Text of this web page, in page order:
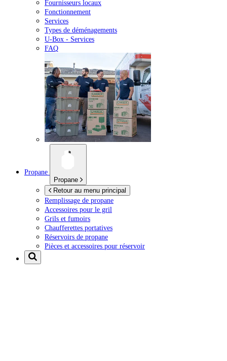
Fournisseurs locaux
Fonctionnement
Services
Types de déménagements
U-Box - Services
FAQ
Propane
Propane
Retour au menu principal
Remplissage de propane
Accessoires pour le gril
Grils et fumoirs
Chaufferettes portatives
Réservoirs de propane
Pièces et accessoires pour réservoir